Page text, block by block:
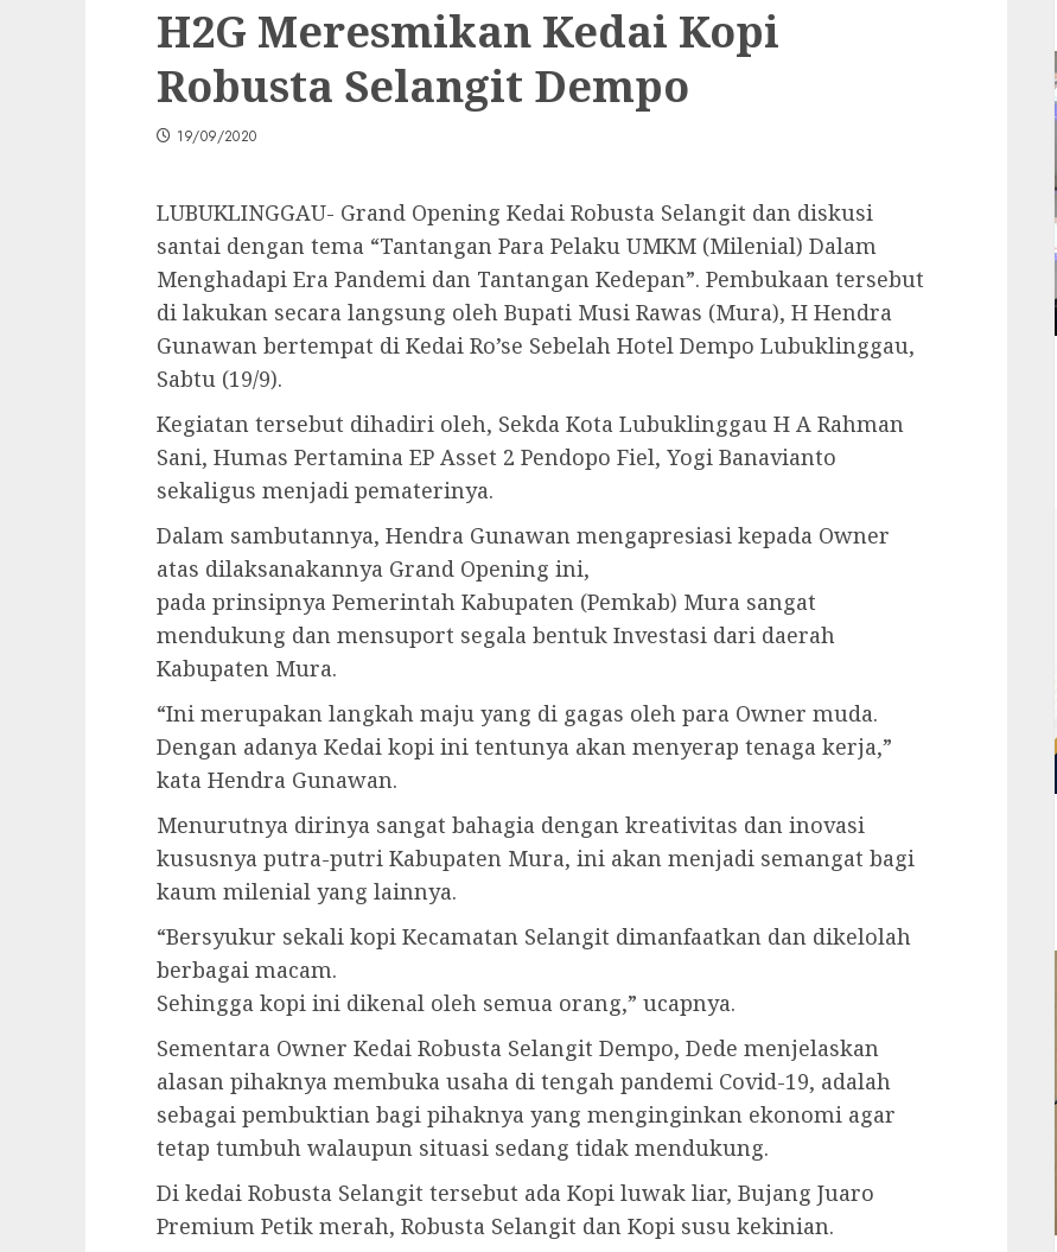
H2G Meresmikan Kedai Kopi
Robusta Selangit Dempo
19/09/2020
LUBUKLINGGAU- Grand Opening Kedai Robusta Selangit dan diskusi
santai dengan tema “Tantangan Para Pelaku UMKM (Milenial) Dalam
Menghadapi Era Pandemi dan Tantangan Kedepan”. Pembukaan tersebut
di lakukan secara langsung oleh Bupati Musi Rawas (Mura), H Hendra
Gunawan bertempat di Kedai Ro’se Sebelah Hotel Dempo Lubuklinggau,
Sabtu (19/9).
Kegiatan tersebut dihadiri oleh, Sekda Kota Lubuklinggau H A Rahman
Sani, Humas Pertamina EP Asset 2 Pendopo Fiel, Yogi Banavianto
sekaligus menjadi pematerinya.
Dalam sambutannya, Hendra Gunawan mengapresiasi kepada Owner
atas dilaksanakannya Grand Opening ini,
pada prinsipnya Pemerintah Kabupaten (Pemkab) Mura sangat
mendukung dan mensuport segala bentuk Investasi dari daerah
Kabupaten Mura.
“Ini merupakan langkah maju yang di gagas oleh para Owner muda.
Dengan adanya Kedai kopi ini tentunya akan menyerap tenaga kerja,”
kata Hendra Gunawan.
Menurutnya dirinya sangat bahagia dengan kreativitas dan inovasi
kususnya putra-putri Kabupaten Mura, ini akan menjadi semangat bagi
kaum milenial yang lainnya.
“Bersyukur sekali kopi Kecamatan Selangit dimanfaatkan dan dikelolah
berbagai macam.
Sehingga kopi ini dikenal oleh semua orang,” ucapnya.
Sementara Owner Kedai Robusta Selangit Dempo, Dede menjelaskan
alasan pihaknya membuka usaha di tengah pandemi Covid-19, adalah
sebagai pembuktian bagi pihaknya yang menginginkan ekonomi agar
tetap tumbuh walaupun situasi sedang tidak mendukung.
Di kedai Robusta Selangit tersebut ada Kopi luwak liar, Bujang Juaro
Premium Petik merah, Robusta Selangit dan Kopi susu kekinian.